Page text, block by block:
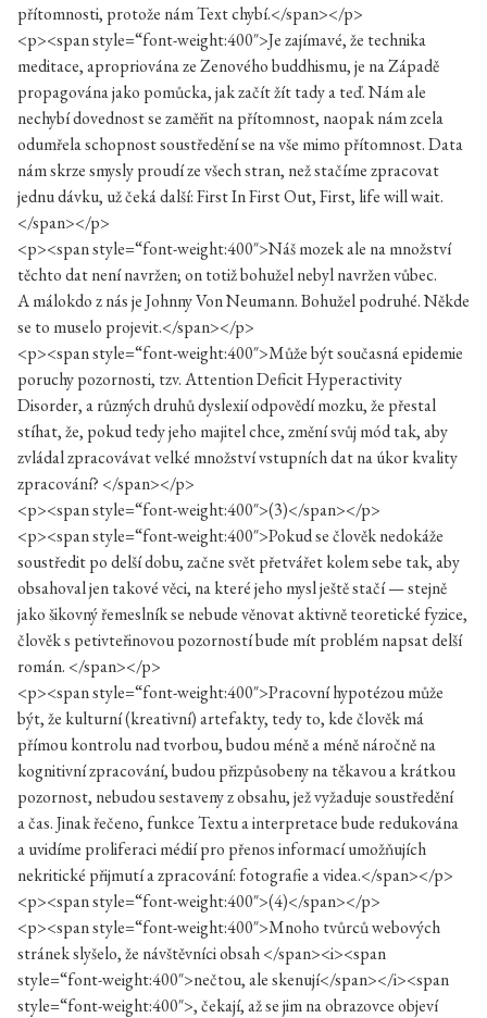
přítomnosti, protože nám Text chybí.</span></p>
<p><span style=“font-weight:400″>Je zajímavé, že technika
meditace, apropriována ze Zenového buddhismu, je na Západě
propagována jako pomůcka, jak začít žít tady a teď. Nám ale
nechybí dovednost se zaměřit na přítomnost, naopak nám zcela
odumřela schopnost soustředění se na vše mimo přítomnost. Data
nám skrze smysly proudí ze všech stran, než stačíme zpracovat
jednu dávku, už čeká další: First In First Out, First, life will wait.
</span></p>
<p><span style=“font-weight:400″>Náš mozek ale na množství
těchto dat není navržen; on totiž bohužel nebyl navržen vůbec.
A málokdo z nás je Johnny Von Neumann. Bohužel podruhé. Někde
se to muselo projevit.</span></p>
<p><span style=“font-weight:400″>Může být současná epidemie
poruchy pozornosti, tzv. Attention Deficit Hyperactivity
Disorder, a různých druhů dyslexií odpovědí mozku, že přestal
stíhat, že, pokud tedy jeho majitel chce, změní svůj mód tak, aby
zvládal zpracovávat velké množství vstupních dat na úkor kvality
zpracování? </span></p>
<p><span style=“font-weight:400″>(3)</span></p>
<p><span style=“font-weight:400″>Pokud se člověk nedokáže
soustředit po delší dobu, začne svět přetvářet kolem sebe tak, aby
obsahoval jen takové věci, na které jeho mysl ještě stačí — stejně
jako šikovný řemeslník se nebude věnovat aktivně teoretické fyzice,
člověk s petivteřinovou pozorností bude mít problém napsat delší
román. </span></p>
<p><span style=“font-weight:400″>Pracovní hypotézou může
být, že kulturní (kreativní) artefakty, tedy to, kde člověk má
přímou kontrolu nad tvorbou, budou méně a méně náročně na
kognitivní zpracování, budou přizpůsobeny na těkavou a krátkou
pozornost, nebudou sestaveny z obsahu, jež vyžaduje soustředění
a čas. Jinak řečeno, funkce Textu a interpretace bude redukována
a uvidíme proliferaci médií pro přenos informací umožňujích
nekritické přijmutí a zpracování: fotografie a videa.</span></p>
<p><span style=“font-weight:400″>(4)</span></p>
<p><span style=“font-weight:400″>Mnoho tvůrců webových
stránek slyšelo, že návštěvníci obsah </span><i><span
style=“font-weight:400″>nečtou, ale skenují</span></i><span
style=“font-weight:400″>, čekají, až se jim na obrazovce objeví